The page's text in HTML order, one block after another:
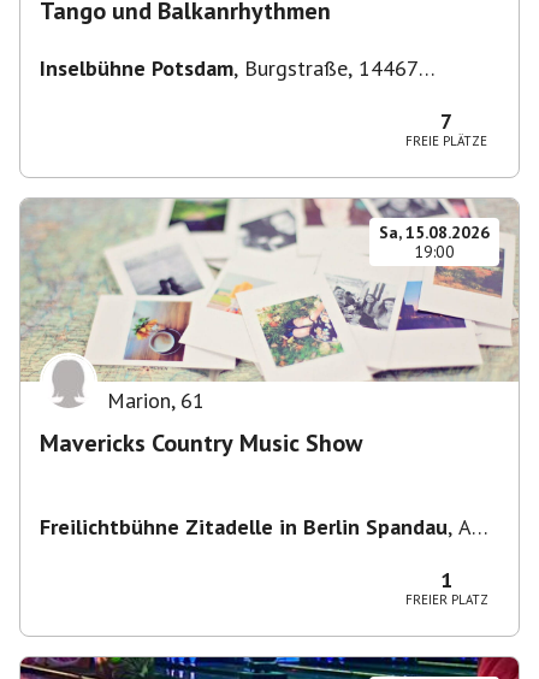
Tango und Balkanrhythmen
Inselbühne Potsdam, Burgstraße, 14467
7
FREIE PLÄTZE
Sa, 15.08.2026
19:00
Marion, 61
Mavericks Country Music Show
Freilichtbühne Zitadelle in Berlin Spandau, Am
1
FREIER PLATZ